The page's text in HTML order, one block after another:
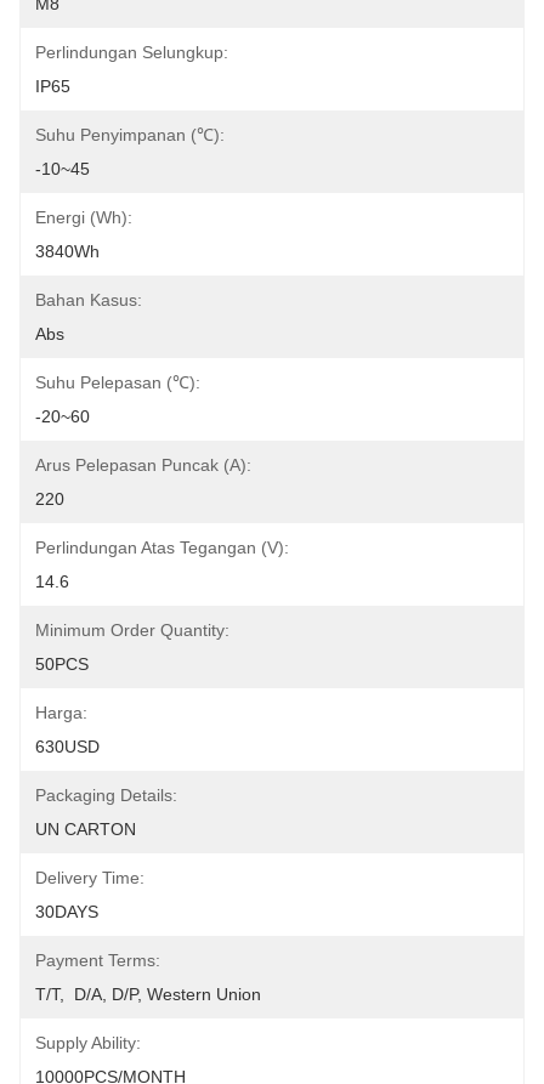
Perlindungan Selungkup:
IP65
Suhu Penyimpanan (℃):
-10~45
Energi (Wh):
3840Wh
Bahan Kasus:
Abs
Suhu Pelepasan (℃):
-20~60
Arus Pelepasan Puncak (A):
220
Perlindungan Atas Tegangan (V):
14.6
Minimum Order Quantity:
50PCS
Harga:
630USD
Packaging Details:
UN CARTON
Delivery Time:
30DAYS
Payment Terms:
T/T,  D/A, D/P, Western Union
Supply Ability:
10000PCS/MONTH